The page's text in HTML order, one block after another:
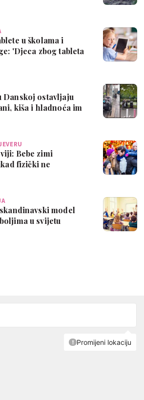
u školama i
'Djeca zbog tableta
Danskoj ostavljaju
kiša i hladnoća im
Bebe zimi
fizički ne
model
u svijetu